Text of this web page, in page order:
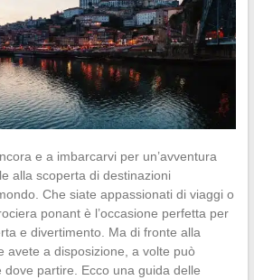
e a imbarcarvi per un’avventura
alla scoperta di destinazioni
Che siate appassionati di viaggi o
ponant è l’occasione perfetta per
e divertimento. Ma di fronte alla
avete a disposizione, a volte può
partire. Ecco una guida delle